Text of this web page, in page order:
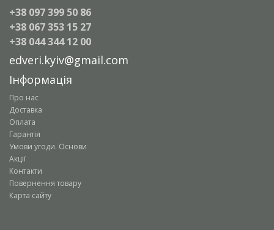
+38 097 399 50 86
+38 067 353 15 27
+38 044 344 12 00
edveri.kyiv@gmail.com
Інформація
Про нас
Доставка
Оплата
Гарантія
Умови угоди. Основи
Акції
Контакти
Повернення товару
Карта сайту